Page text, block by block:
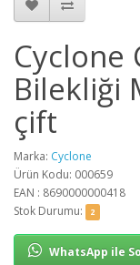
Cyclone
Bilekliği
çift
Marka: Cyclone
Ürün Kodu: 000659
EAN : 8690000000418
Stok Durumu:
2
WhatsApp ile